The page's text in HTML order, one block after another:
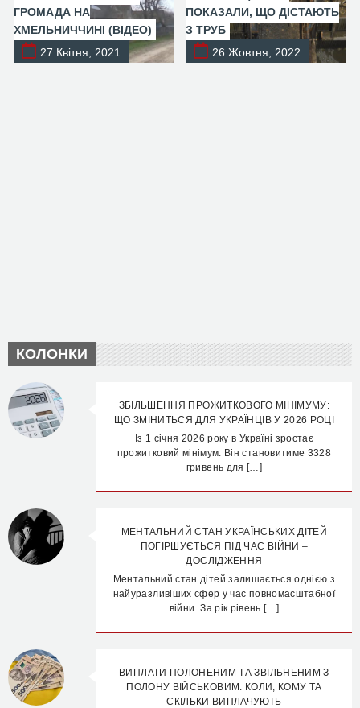
ГРОМАДА НА
ХМЕЛЬНИЧЧИНІ (ВІДЕО)
27 Квітня, 2021
ПОКАЗАЛИ, ЩО ДІСТАЮТЬ
З ТРУБ
26 Жовтня, 2022
КОЛОНКИ
ЗБІЛЬШЕННЯ ПРОЖИТКОВОГО МІНІМУМУ:
ЩО ЗМІНИТЬСЯ ДЛЯ УКРАЇНЦІВ У 2026 РОЦІ
Із 1 січня 2026 року в Україні зростає
прожитковий мінімум. Він становитиме 3328
гривень для […]
МЕНТАЛЬНИЙ СТАН УКРАЇНСЬКИХ ДІТЕЙ
ПОГІРШУЄТЬСЯ ПІД ЧАС ВІЙНИ –
ДОСЛІДЖЕННЯ
Ментальний стан дітей залишається однією з
найуразливіших сфер у час повномасштабної
війни. За рік рівень […]
ВИПЛАТИ ПОЛОНЕНИМ ТА ЗВІЛЬНЕНИМ З
ПОЛОНУ ВІЙСЬКОВИМ: КОЛИ, КОМУ ТА
СКІЛЬКИ ВИПЛАЧУЮТЬ